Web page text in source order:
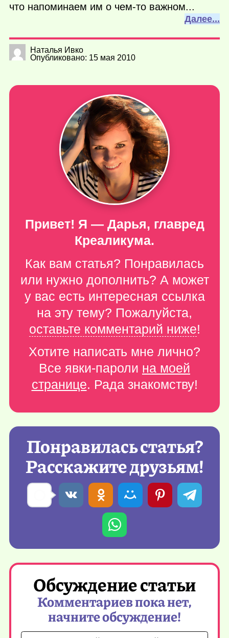
что напоминаем им о чем-то важном...
Далее...
Наталья Ивко
Опубликовано: 15 мая 2010
Привет! Я — Дарья, главред
Креаликума.
Как вам статья? Понравилась
или нужно дополнить? А может
у вас есть интересная ссылка
на эту тему? Пожалуйста,
оставьте комментарий ниже!
Хотите написать мне лично?
Все явки-пароли на моей
странице. Рада знакомству!
Понравилась статья?
Расскажите друзьям!
Обсуждение статьи
Комментариев пока нет,
начните обсуждение!